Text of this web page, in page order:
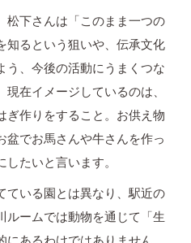
松下さんは「このまま一つの
知るという狙いや、伝承文化
う、今後の活動にうまくつな
在イメージしているのは、
ぎ作りをすること。お供え物
盆でお馬さんや牛さんを作っ
たいと言います。
ている園とは異なり、駅近の
ルームでは動物を通じて「生
あるわけではありません。